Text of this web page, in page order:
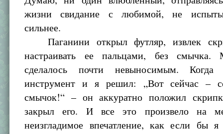
жизни свидание с любимой, не
сильнее.
Паганини открыл футляр, извлек
настраивать ее пальцами, без смычка.
сделалось почти невыносимым.
инструмент и я решил: „Вот сейчас –
смычок!“ – он аккуратно положил
закрыл его. И все это произвело на
неизгладимое впечатление, как если бы